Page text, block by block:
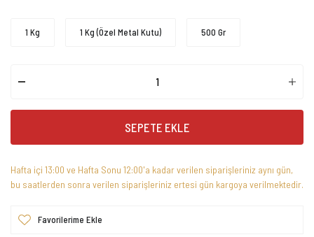
1 Kg 1 Kg (Özel Metal Kutu) 500 Gr
SEPETE EKLE
Hafta içi 13:00 ve Hafta Sonu 12:00'a kadar verilen siparişleriniz aynı gün,
bu saatlerden sonra verilen siparişleriniz ertesi gün kargoya verilmektedir.